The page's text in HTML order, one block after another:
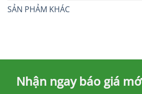
SẢN PHẢM KHÁC
Nhận ngay báo giá